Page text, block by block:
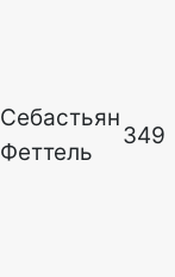
Себастьян
Феттель
349